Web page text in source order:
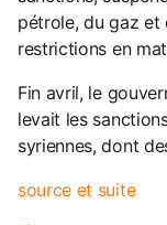
pétrole, du gaz et
restrictions en
Fin avril, le
levait les
syriennes, dont
source et suite